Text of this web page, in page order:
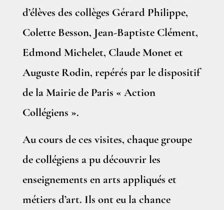
d’élèves des collèges Gérard Philippe,
Colette Besson, Jean-Baptiste Clément,
Edmond Michelet, Claude Monet et
Auguste Rodin, repérés par le dispositif
de la Mairie de Paris « Action
Collégiens ».
Au cours de ces visites, chaque groupe
de collégiens a pu découvrir les
enseignements en arts appliqués et
métiers d’art. Ils ont eu la chance